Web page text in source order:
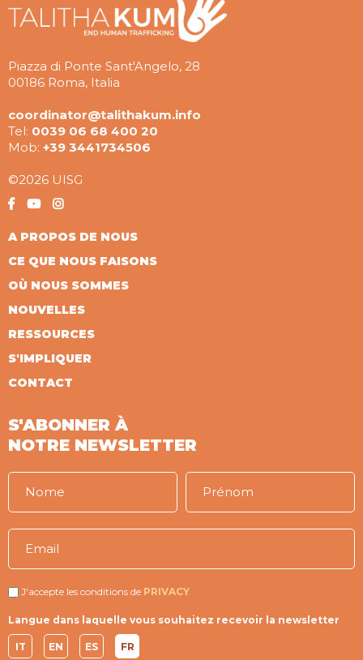
Piazza di Ponte Sant'Angelo, 28
00186 Roma, Italia
coordinator@talithakum.info
Tel: 0039 06 68 400 20
Mob: +39 3441734506
©2026 UISG
A PROPOS DE NOUS
CE QUE NOUS FAISONS
OÙ NOUS SOMMES
NOUVELLES
RESSOURCES
S'IMPLIQUER
CONTACT
S'ABONNER À
NOTRE NEWSLETTER
J'accepte les conditions de PRIVACY
Langue dans laquelle vous souhaitez recevoir la newsletter
IT EN ES FR